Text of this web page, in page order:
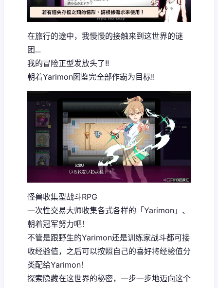
在旅行的途中，我慢慢的接触来到这世界的谜
团...
我的冒险正型发放头了!!
朝着Yarimon图鉴完全部作霸为目标!!
怪兽收集型战斗RPG
一次性交易大师收集各式各样的「Yarimon」、
朝着冠军努力吧！
不管是跟野生的Yarimon还是训练家战斗都可接
收经验值，之后可以按照自己的喜好将经验值分
类配给Yarimon！
探索隐藏在这世界的秘密，一步一步地迈向这个